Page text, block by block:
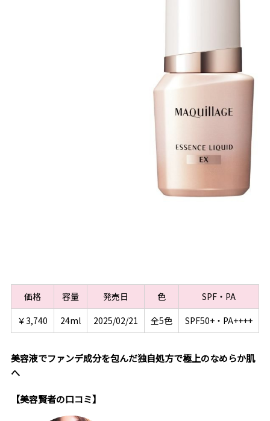
価格 容量 発売日 色
SPF・PA
￥3,740
24ml 2025/02/21 全5色 SPF50+・PA++++
美容液でファンデ成分を包んだ独自処方で極上のなめらか肌
へ
【美容賢者の口コミ】